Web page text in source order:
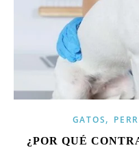
GATOS,
¿POR QUÉ